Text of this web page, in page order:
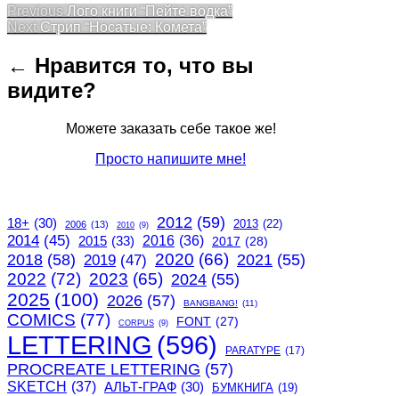
Post
navigation
Previous Previous
post:
Лого книги “Пейте водка”
Next Next
Стрип “Носатые: Комета”
← Нравится то, что вы
видите?
Можете заказать себе такое же!
Просто напишите мне!
18+ (30) 2006 (13) 2010 (9) 2012 (59) 2013 (22)
2014 (45) 2015 (33) 2016 (36) 2017 (28)
2018 (58) 2019 (47) 2020 (66) 2021 (55)
2022 (72) 2023 (65) 2024 (55)
2025 (100) 2026 (57) BANGBANG! (11)
COMICS (77) CORPUS (9) FONT (27)
LETTERING (596) PARATYPE (17)
PROCREATE LETTERING (57)
SKETCH (37) АЛЬТ-ГРАФ (30) БУМКНИГА (19)